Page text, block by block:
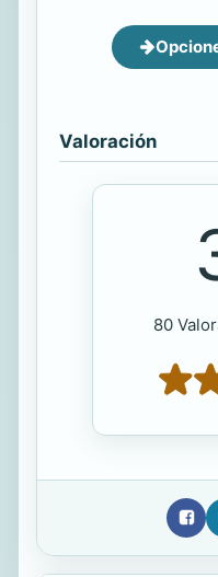
Valoración
80